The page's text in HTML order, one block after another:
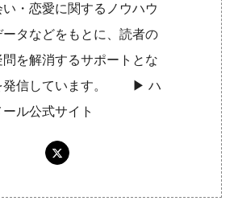
・恋愛に関するノウハウ
ータなどをもとに、読者の
を解消するサポートとな
発信しています。 ▶︎ハ
ル公式サイト